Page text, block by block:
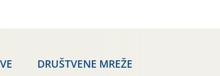
DRUŠTVENE MREŽE